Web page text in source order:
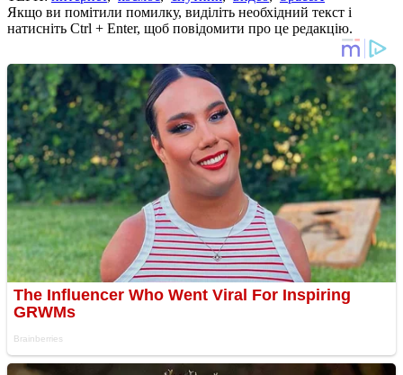
Якщо ви помітили помилку, виділіть необхідний текст і
натисніть Ctrl + Enter, щоб повідомити про це редакцію.